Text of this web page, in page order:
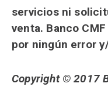
servicios ni
venta. Banco
por ningún error
Copyright © 2017